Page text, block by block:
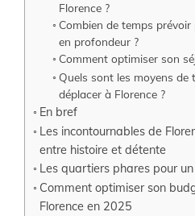
Florence ?
Combien de temps
en profondeur ?
Comment optimiser son
Quels sont les moyens
déplacer à Florence ?
En bref
Les incontournables de
entre histoire et détente
Les quartiers phares pour
Comment optimiser son
Florence en 2025